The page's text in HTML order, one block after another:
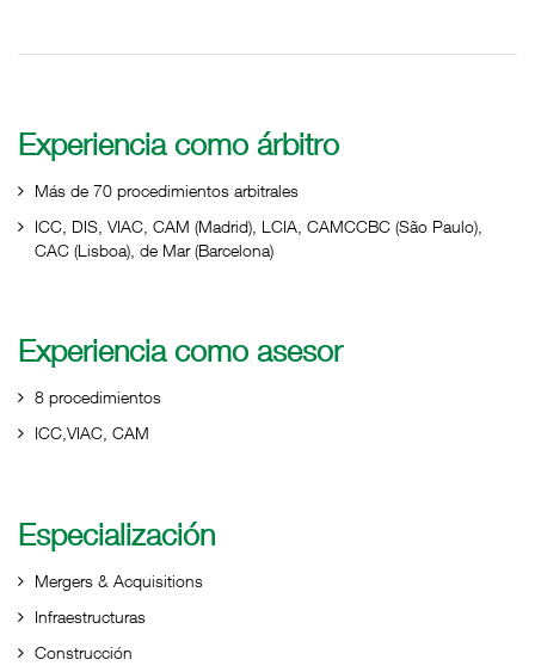
Experiencia como árbitro
Más de 70 procedimientos arbitrales
ICC, DIS, VIAC, CAM (Madrid), LCIA, CAMCCBC (São Paulo),
CAC (Lisboa), de Mar (Barcelona)
Experiencia como asesor
8 procedimientos
ICC,VIAC, CAM
Especialización
Mergers & Acquisitions
Infraestructuras
Construcción